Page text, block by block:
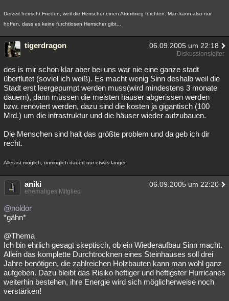
Derzeit herrscht Frieden, weil die Herrscher einen Atomkrieg fürchten. Man kann also nur
hoffen, dass es keine furchtlosen Herrscher gibt...
tigerdragon 06.09.2005 um 22:18
Diskussionsleiter
des is mir schon klar aber bei uns war nie eine ganze stadt
überflutet (soviel ich weiß). Es macht wenig Sinn deshalb weil die
Stadt erst leergepumpt werden muss(wird mindestens 3 monate
dauern), dann müssen die meisten häuser abgerissen werden
bzw. renoviert werden, dazu sind die kosten ja gigantisch (100
Mrd.) um die infrastruktur und die häuser wieder aufzubauen.
Die Menschen sind halt das größte problem und da geb ich dir
recht.
Alles ist möglich, unmöglich dauert nur etwas länger.
aniki 06.09.2005 um 22:20
ehemaliges Mitglied
@noldor
*gähn*
@Thema
Ich bin ehrlich gesagt skeptisch, ob ein Wiederaufbau Sinn macht.
Allein das komplette Durchtrocknen eines Steinhauses soll drei
Jahre benötigen, die zahlreichen Holzbauten kann man wohl ganz
aufgeben. Dazu bleibt das Risiko heftiger und heftigster Hurricanes
weiterhin bestehen, ihre Energie wird sich möglicherweise noch
verstärken!